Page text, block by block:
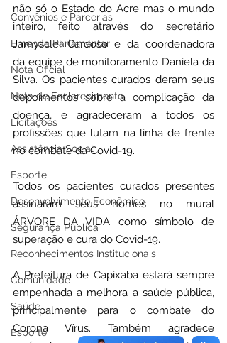
Convênios e Parcerias
Emenda Parlamentar
Nota Oficial
Nota de Esclarecimento
Licitações
Assistência Social
Esporte
Desenvolvimento Econômico
Segurança Pública
Reconhecimentos Institucionais
Comunidade
Saúde
Esporte
não só o Estado do Acre mas o mundo
inteiro, feito através do secretário
Jamysclei Cardoso e da coordenadora
da equipe de monitoramento Daniela da
Silva. Os pacientes curados deram seus
depoimentos sobre a complicação da
doença, e agradeceram a todos os
profissões que lutam na linha de frente
no combate da Covid-19.
Todos os pacientes curados presentes
assinaram seus nomes no mural
ÁRVORE DA VIDA como símbolo de
superação e cura do Covid-19.
A Prefeitura de Capixaba estará sempre
empenhada a melhora a saúde pública,
principalmente para o combate do
Corona Vírus. Também agradece